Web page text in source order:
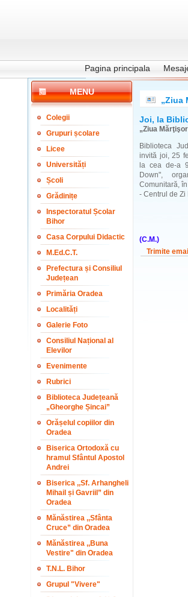
Pagina principala
MENU
Colegii
Grupuri școlare
Licee
Universități
Școli
Grădinițe
Inspectoratul Școlar
Bihor
Casa Corpului Didactic
M.Ed.C.T.
Prefectura și Consiliul
Județean
Primăria Oradea
Localități
Galerie Foto
Consiliul Național al
Elevilor
Evenimente
Rubrici
Biblioteca Județeană
„Gheorghe Șincai”
Orășelul copiilor din
Oradea
Biserica Ortodoxă cu
hramul Sfântul Apostol
Andrei
Biserica ,,Sf. Arhangheli
Mihail și Gavriil” din
Oradea
Mănăstirea ,,Sfânta
Cruce” din Oradea
Mănăstirea ,,Buna
Vestire" din Oradea
T.N.L. Bihor
Grupul "Vivere"
„Ziua
Joi, la
„Ziua
Biblioteca
invită joi, 25
la cea de-a
Down",
Comunitară,
- Centrul de Zi
(C.M.)
Trimite email